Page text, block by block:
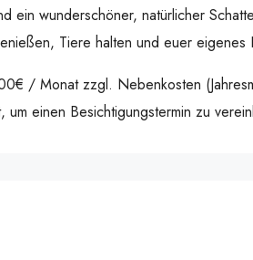
wunderschöner, natürlicher
Tiere halten und euer eigenes
/ Monat zzgl. Nebenkosten
einen Besichtigungstermin zu